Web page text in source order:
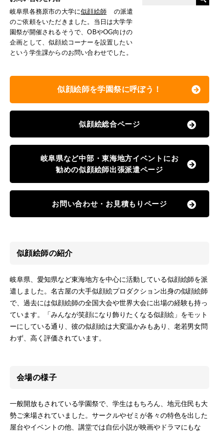
岐阜県各務原市の大学に似顔絵師
の派遣
のご依頼をいただきました。当日は大学学
園祭が開催されるそうで、OBやOG向けの
企画として、似顔絵コーナーを設置したい
という学生課からのお問い合わせでした。
似顔絵師を学園祭に呼ぼう！
似顔絵総合ページ
岐阜県など中部・東海地方イベントにお
勧めの似顔絵師出張派遣ページ
お問い合わせ・お見積もりページ
似顔絵師の紹介
岐阜県、愛知県など東海地方を中心に活動している似顔絵師を派
遣しました。名古屋の大手似顔絵プロダクション出身の似顔絵師
で、過去には似顔絵師の全国大会や世界大会に出場の経験も持っ
ています。「みんなが笑顔になり飾りたくなる似顔絵」をモット
ーにしている通り、彼の似顔絵は大変温かみもあり、老若男女問
わず、高く評価されています。
会場の様子
一般開放もされている学園祭で、学生はもちろん、地元住民も大
勢ご来場されていました。サークルやゼミが各々の特色を出した
屋台やイベントの他、講堂では自伝小説が映画やドラマにもな